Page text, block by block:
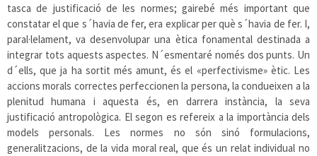
tasca de justificació de les normes; gairebé més important que
constatar el que s´havia de fer, era explicar per què s´havia de fer. I,
paral·lelament, va desenvolupar una ètica fonamental destinada a
integrar tots aquests aspectes. N´esmentaré només dos punts. Un
d´ells, que ja ha sortit més amunt, és el «perfectivisme» ètic. Les
accions morals correctes perfeccionen la persona, la condueixen a la
plenitud humana i aquesta és, en darrera instància, la seva
justificació antropològica. El segon es refereix a la importància dels
models personals. Les normes no són sinó formulacions,
generalitzacions, de la vida moral real, que és un relat individual no